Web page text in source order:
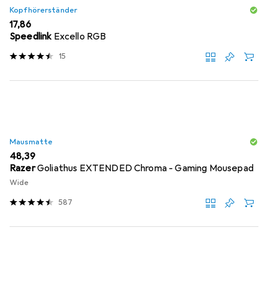
Kopfhörerständer
EUR
17,86
Speedlink Excello RGB
15
Mausmatte
EUR
48,39
RazerGoliathus EXTENDED Chroma - Gaming Mousepad
Wide
587